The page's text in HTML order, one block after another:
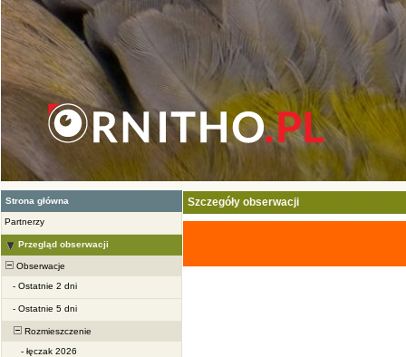
Strona główna
Partnerzy
Przegląd obserwacji
Obserwacje
- Ostatnie 2 dni
- Ostatnie 5 dni
Rozmieszczenie
- łęczak 2026
Szczegóły obserwacji